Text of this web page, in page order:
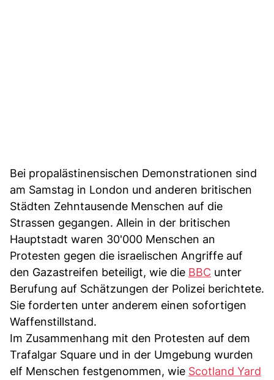
Bei propalästinensischen Demonstrationen sind
am Samstag in London und anderen britischen
Städten Zehntausende Menschen auf die
Strassen gegangen. Allein in der britischen
Hauptstadt waren 30'000 Menschen an
Protesten gegen die israelischen Angriffe auf
den Gazastreifen beteiligt, wie die BBC unter
Berufung auf Schätzungen der Polizei berichtete.
Sie forderten unter anderem einen sofortigen
Waffenstillstand.
Im Zusammenhang mit den Protesten auf dem
Trafalgar Square und in der Umgebung wurden
elf Menschen festgenommen, wie Scotland Yard